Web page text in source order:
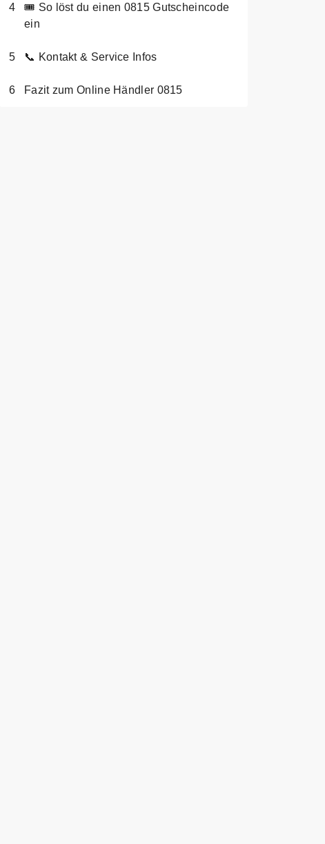
🎟️ So löst du einen 0815 Gutscheincode
ein
📞 Kontakt & Service Infos
Fazit zum Online Händler 0815